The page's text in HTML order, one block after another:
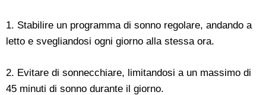
1. Stabilire un programma di sonno regolare, andando a
letto e svegliandosi ogni giorno alla stessa ora.
2. Evitare di sonnecchiare, limitandosi a un massimo di
45 minuti di sonno durante il giorno.